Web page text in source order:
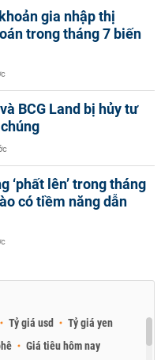
gia nhập thị
trong tháng 7 biến
BCG Land bị hủy tư
‘phất lên’ trong tháng
có tiềm năng dẫn
Tỷ giá usd
Tỷ giá yen
Giá tiêu hôm nay